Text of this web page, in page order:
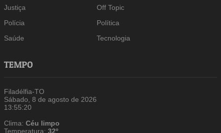
Justiça
Off Topic
Polícia
Política
Saúde
Tecnologia
TEMPO
Filadélfia-TO
Sábado, 8 de agosto de 2026
13:55:21
Clima:Céu limpo
Temperatura:32º